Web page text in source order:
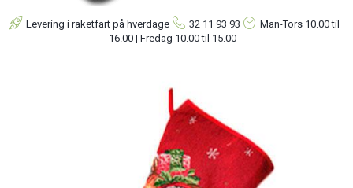
Levering i raketfart på hverdage 32 11 93 93 Man-Tors 10.00 til
16.00 | Fredag 10.00 til 15.00